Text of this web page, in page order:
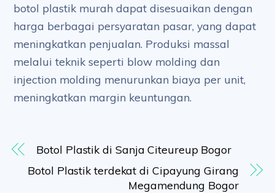
botol plastik murah dapat disesuaikan dengan
harga berbagai persyaratan pasar, yang dapat
meningkatkan penjualan. Produksi massal
melalui teknik seperti blow molding dan
injection molding menurunkan biaya per unit,
meningkatkan margin keuntungan.
Botol Plastik di Sanja Citeureup Bogor
Botol Plastik terdekat di Cipayung Girang
Megamendung Bogor